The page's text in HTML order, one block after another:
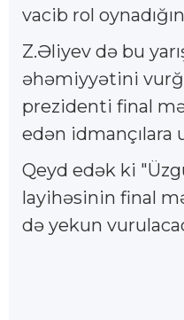
vacib rol
Z.Əliyev də bu
əhəmiyyətini
prezidenti final
edən idmançılara
Qeyd edək ki
layihəsinin final
də yekun